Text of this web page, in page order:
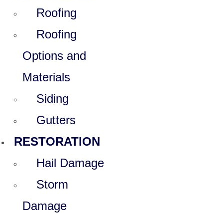
Roofing
Roofing
Options and
Materials
Siding
Gutters
RESTORATION
Hail Damage
Storm
Damage